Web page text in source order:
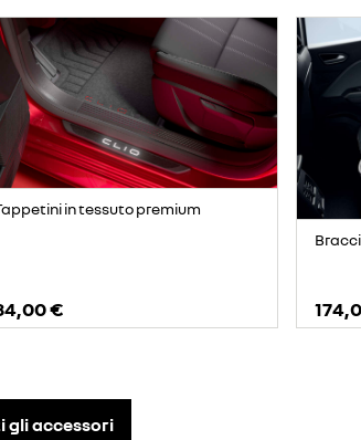
in tessuto premium
€
gli accessori​